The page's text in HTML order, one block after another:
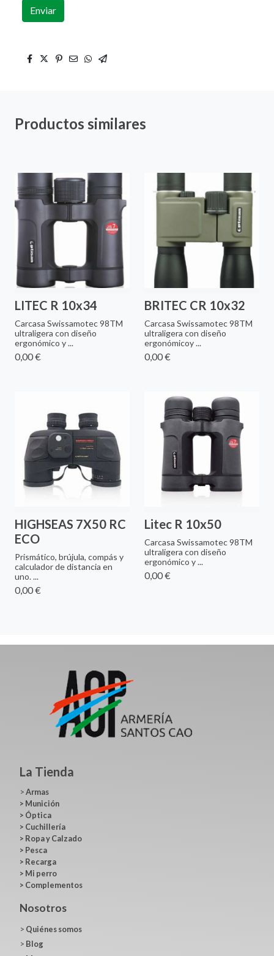
Enviar
Productos similares
LITEC R 10x34
Carcasa Swissamotec 98TM
ultraligera con diseño
ergonómico y ...
0,00 €
BRITEC CR 10x32
Carcasa Swissamotec 98TM
ultraligera con diseño
ergonómicoy ...
0,00 €
HIGHSEAS 7X50 RC
ECO
Prismático, brújula, compás y
calculador de distancia en
uno. ...
0,00 €
Litec R 10x50
Carcasa Swissamotec 98TM
ultraligera con diseño
ergonómico y ...
0,00 €
La Tienda
>Armas
> Munición
> Óptica
> Cuchillería
> Ropa y Calzado
> Pesca
> Recarga
> Mi perro
> Complementos
Nosotros
> Quiénes somos
> Blog